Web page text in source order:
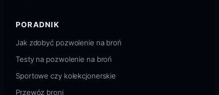
PORADNIK
Jak zdobyć pozwolenie na broń
Testy na pozwolenie na broń
Sportowe czy kolekcjonerskie
Przewóz broni